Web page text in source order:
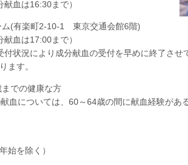
血は16:30まで）
ム(有楽町2-10-1 東京交通会館6階)
血は17:00まで）
状況により成分献血の受付を早めに終了させ
ます。
での健康な方
血については、60～64歳の間に献血経験があ
始を除く）